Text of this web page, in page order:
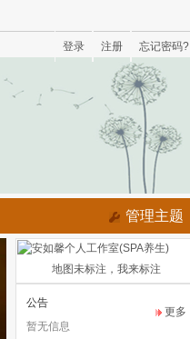
忘记密码?
注册
登录
管理主题
地图未标注，我来标注
更多
公告
暂无信息